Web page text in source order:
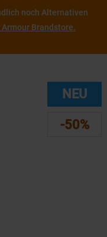
noch Alternativen
Armour Brandstore.
NEU
-50%